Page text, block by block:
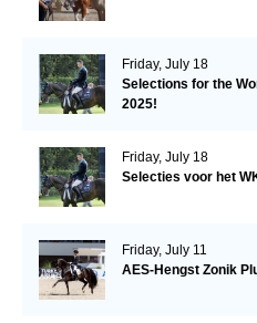
Friday, July 18
Selections for the
2025!
Friday, July 18
Selecties voor het
Friday, July 11
AES-Hengst Zonik